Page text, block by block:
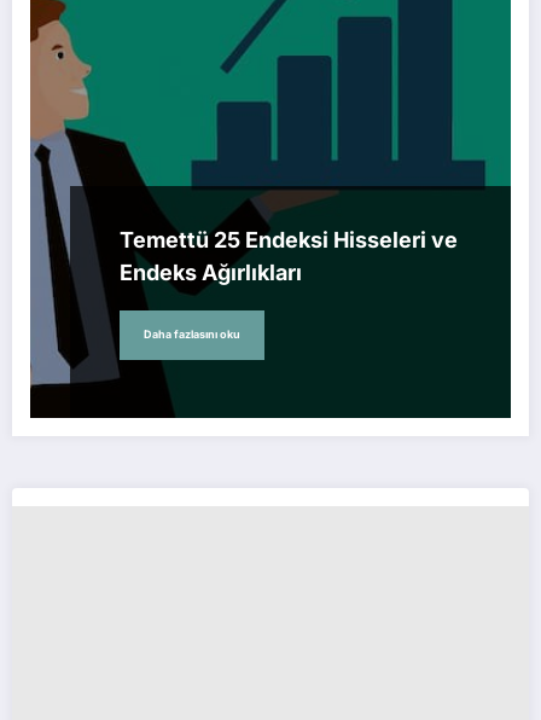
Temettü 25 Endeksi Hisseleri ve
Endeks Ağırlıkları
Daha fazlasını oku